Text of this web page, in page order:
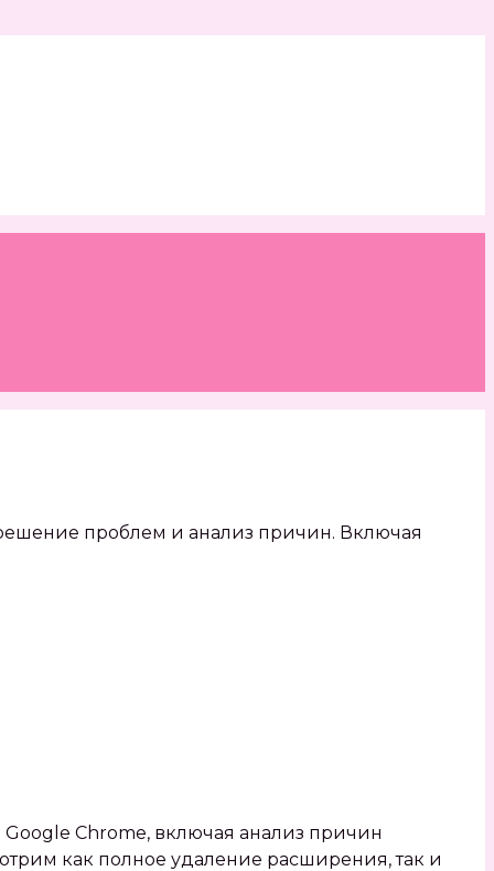
проблем и анализ причин. Включая
Chrome‚ включая анализ причин
как полное удаление расширения‚ так и